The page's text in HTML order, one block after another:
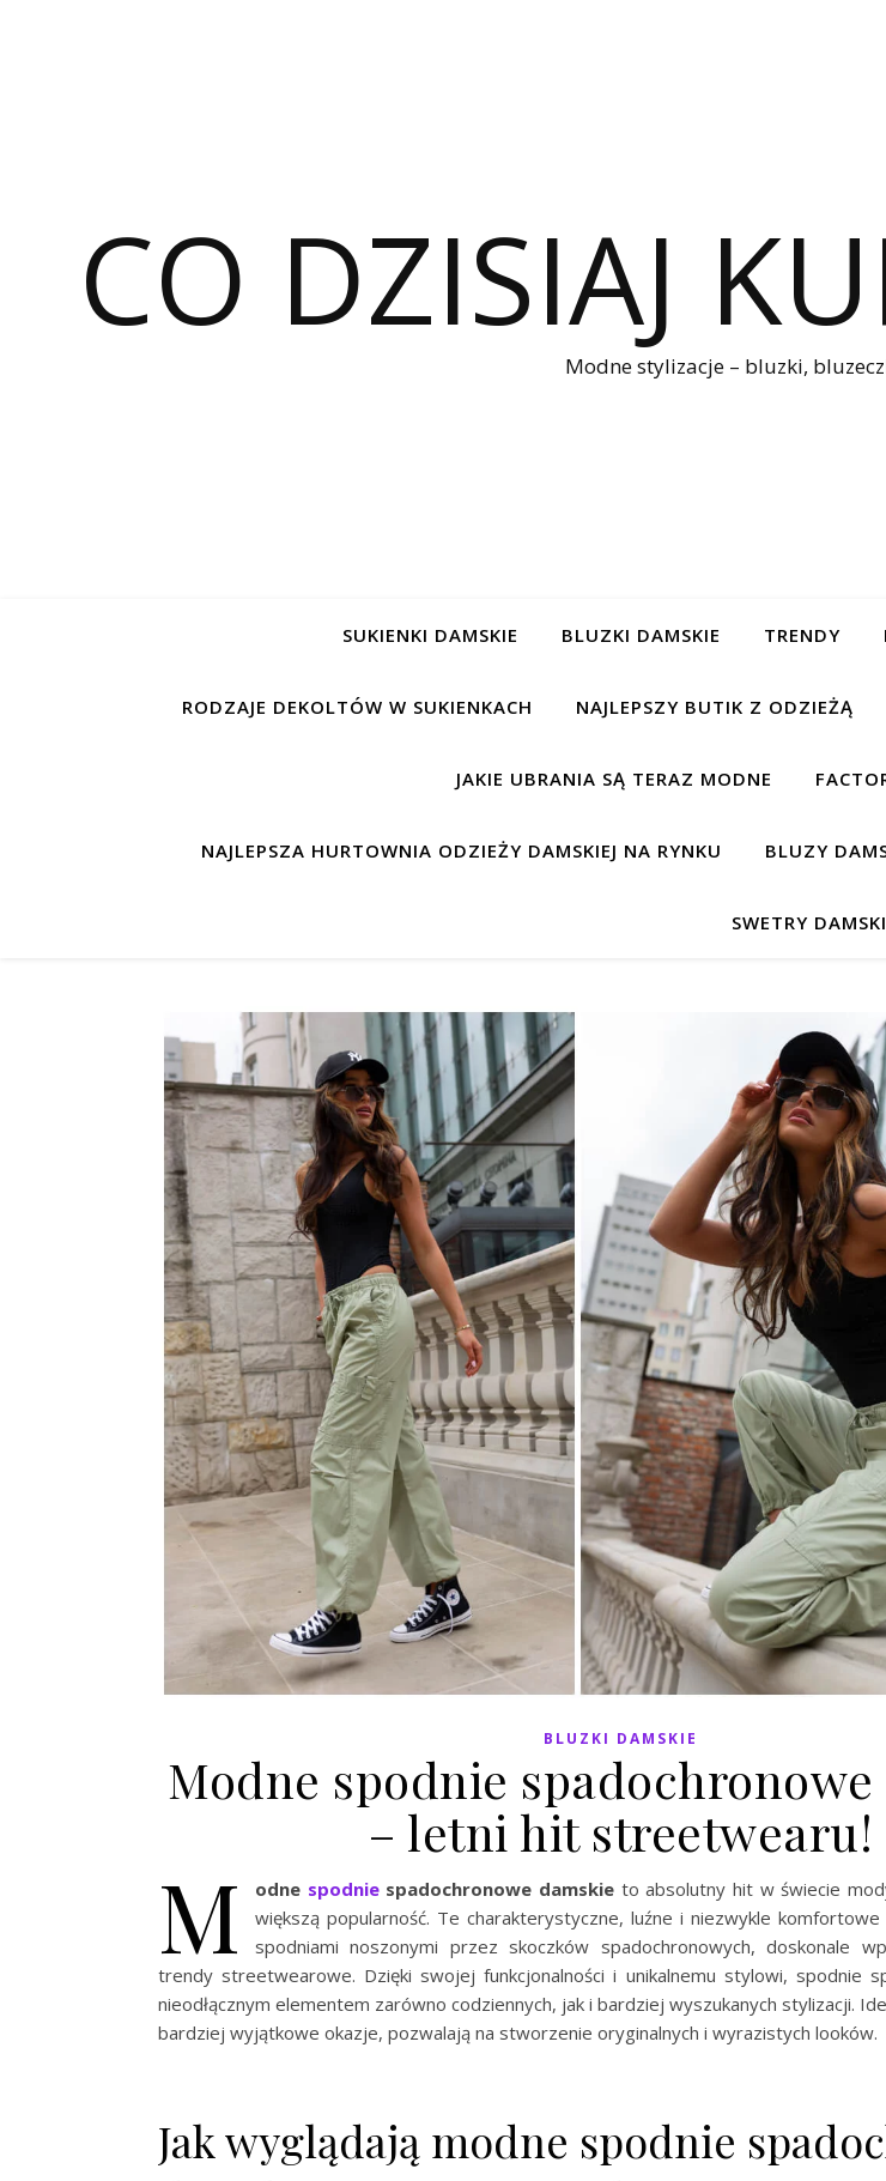
CO DZISIAJ
Modne stylizacje – bluzki,
SUKIENKI DAMSKIE BLUZKI DAMSKIE TRENDY
RODZAJE DEKOLTÓW W SUKIENKACH NAJLEPSZY BUTIK Z ODZIEŻĄ
JAKIE UBRANIA SĄ TERAZ MODNE
NAJLEPSZA HURTOWNIA ODZIEŻY DAMSKIEJ NA RYNKU BLUZY
SWETRY
BLUZKI DAMSKIE
Modne spodnie
– letni hit streetwearu!
M odne spodniespadochronowe damskie to absolutny hit w świecie
większą popularność. Te charakterystyczne, luźne i niezwykle
spodniami noszonymi przez skoczków spadochronowych, doskonale
trendy streetwearowe. Dzięki swojej funkcjonalności i unikalnemu stylowi, spodnie
nieodłącznym elementem zarówno codziennych, jak i bardziej wyszukanych stylizacji.
bardziej wyjątkowe okazje, pozwalają na stworzenie oryginalnych i wyrazistych looków.
Jak wyglądają modne spodnie